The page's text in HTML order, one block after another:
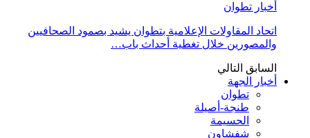
أخبار تطوان
اتحاد المقاولات الإعلامية بتطوان يشيد بصمود الصحافيين
والمصورين خلال تغطية أحداث باب…
السابق التالي
أخبار الجهة
تطوان
طنجة-أصيلة
الحسيمة
شفشاون